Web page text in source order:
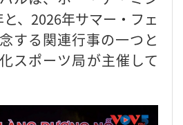
、2026年サマー・フェ
する関連行事の一つと
スポーツ局が主催して